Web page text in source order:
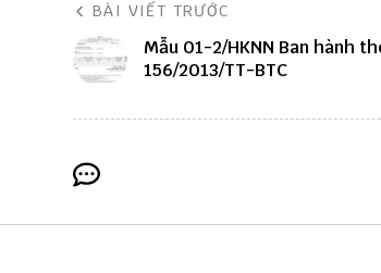
BÀI VIẾT TRƯỚC
Mẫu 01-2/HKNN Ban hành
156/2013/TT-BTC